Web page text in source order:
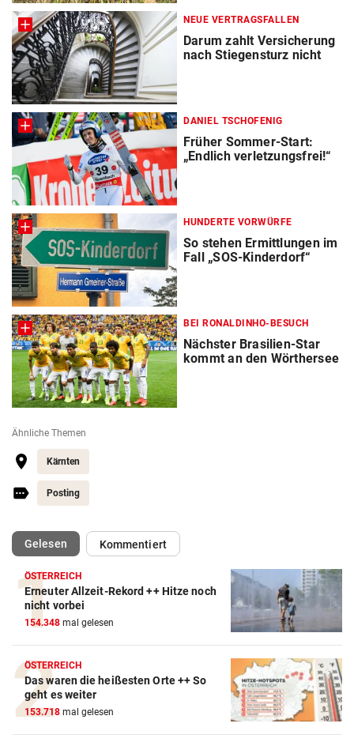
NEUE VERTRAGSFALLEN
Darum zahlt Versicherung
nach Stiegensturz nicht
DANIEL TSCHOFENIG
Früher Sommer-Start:
„Endlich verletzungsfrei!“
HUNDERTE VORWÜRFE
So stehen Ermittlungen im
Fall „SOS-Kinderdorf“
BEI RONALDINHO-BESUCH
Nächster Brasilien-Star
kommt an den Wörthersee
Ähnliche Themen
Kärnten
Posting
Gelesen(ausgewählt)Kommentiert
ÖSTERREICH
Erneuter Allzeit-Rekord ++ Hitze noch
nicht vorbei
154.348 mal gelesen
ÖSTERREICH
Das waren die heißesten Orte ++ So
geht es weiter
153.718 mal gelesen